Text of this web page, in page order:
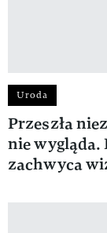
Uroda
Przeszła
nie
zachwyca